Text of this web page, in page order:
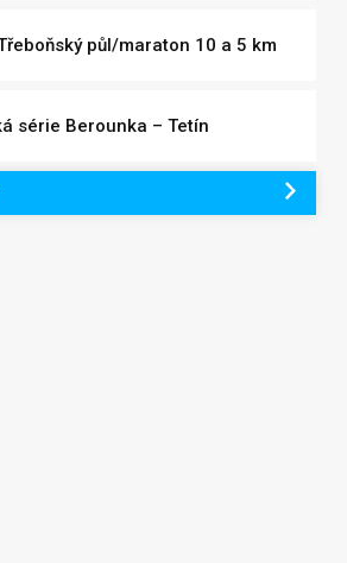
půl/maraton 10 a 5 km
série Berounka – Tetín